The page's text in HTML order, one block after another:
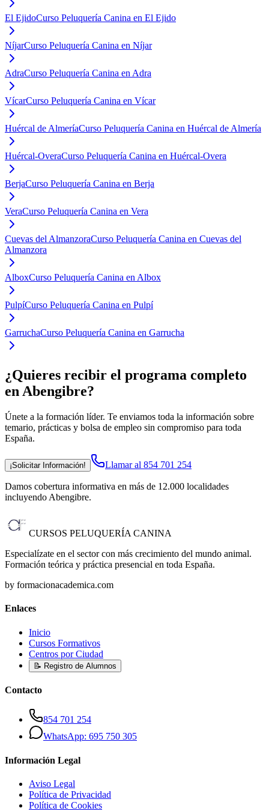
El EjidoCurso Peluquería Canina en El Ejido
NíjarCurso Peluquería Canina en Níjar
AdraCurso Peluquería Canina en Adra
VícarCurso Peluquería Canina en Vícar
Huércal de AlmeríaCurso Peluquería Canina en Huércal de Almería
Huércal-OveraCurso Peluquería Canina en Huércal-Overa
BerjaCurso Peluquería Canina en Berja
VeraCurso Peluquería Canina en Vera
Cuevas del AlmanzoraCurso Peluquería Canina en Cuevas del
Almanzora
AlboxCurso Peluquería Canina en Albox
PulpíCurso Peluquería Canina en Pulpí
GarruchaCurso Peluquería Canina en Garrucha
¿Quieres recibir el programa completo
en Abengibre?
Únete a la formación líder. Te enviamos toda la información sobre
temario, prácticas y bolsa de empleo sin compromiso para toda
España.
¡Solicitar Información! Llamar al 854 701 254
Damos cobertura informativa en más de 12.000 localidades
incluyendo Abengibre.
CURSOS PELUQUERÍA CANINA
Especialízate en el sector con más crecimiento del mundo animal.
Formación teórica y práctica presencial en toda España.
by formacionacademica.com
Enlaces
Inicio
Cursos Formativos
Centros por Ciudad
📝 Registro de Alumnos
Contacto
854 701 254
WhatsApp: 695 750 305
Información Legal
Aviso Legal
Política de Privacidad
Política de Cookies